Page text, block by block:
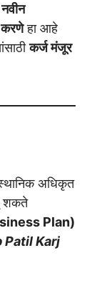
करणेहा आहे
कर्ज मंजूर
अधिकृत
शकते
Plan)
Patil Karj